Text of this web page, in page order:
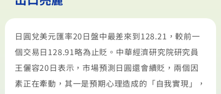
日圓兌美元匯率20日盤中最差來到128.21，較前一
個交易日128.91略為止貶。中華經濟研究院研究員
王儷容20日表示，市場預測日圓還會續貶，兩個因
素正在牽動，其一是預期心理造成的「自我實現」，